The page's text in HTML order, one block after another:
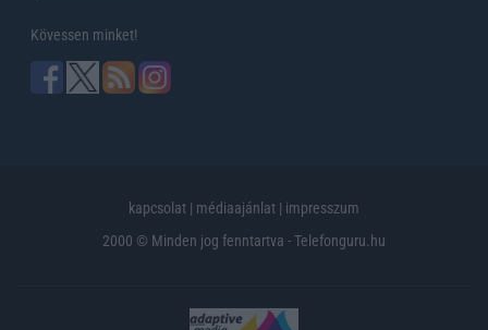
Kövessen minket!
kapcsolat | médiaajánlat | impresszum
2000 © Minden jog fenntartva - Telefonguru.hu